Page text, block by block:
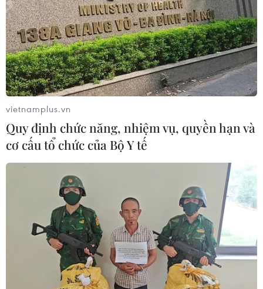
vietnamplus.vn
Quy định chức năng, nhiệm vụ, quyền hạn và
cơ cấu tổ chức của Bộ Y tế